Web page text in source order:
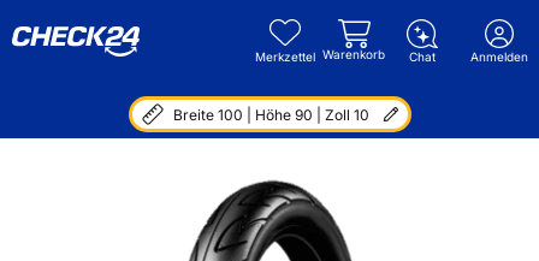
Merkzettel Warenkorb Chat Anmelden
Breite 100 | Höhe 90 | Zoll 10